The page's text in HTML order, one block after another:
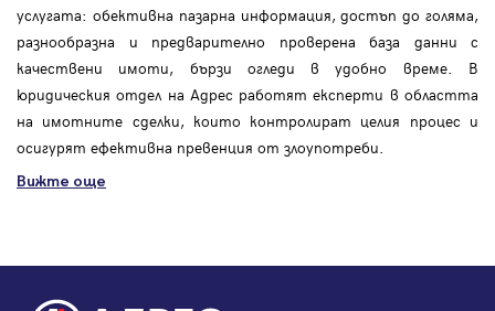
услугата: обективна пазарна информация, достъп до голяма,
разнообразна и предварително проверена база данни с
качествени имоти, бързи огледи в удобно време. В
юридическия отдел на Адрес работят експерти в областта
на имотните сделки, които контролират целия процес и
осигурят ефективна превенция от злоупотреби.
Вижте още